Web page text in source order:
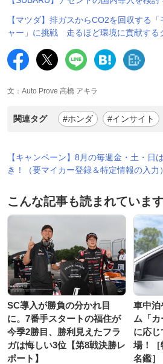
【マツダ】排ガスからCO2を回収する
ャー」に挑戦 走るほど環境に貢献する
文：Auto Prove 高橋 アキラ
関連タグ #ホンダ #インサイト
【キャンペーン】8月の毎週金・土・日
き！（要マイカー登録＆特定情報の入力）
こんな記事も読まれていま
SC導入が勝負の分かれ目
に。7番手スタートの福住が
今季2勝目、勝利見えたフラ
ガは悔しい3位【第8戦決勝レ
ポート】
車中泊
ム「
に応
場！［
名鑑］